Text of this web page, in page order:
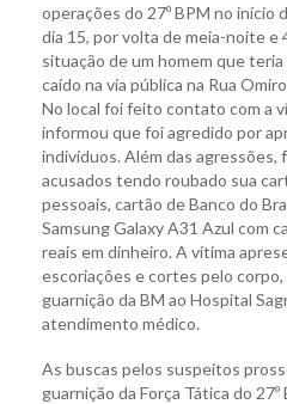
operações do 27º BPM no início
dia 15, por volta de meia-noite e
situação de um homem que
caído na via pública na Rua
No local foi feito contato com a
informou que foi agredido por
indivíduos. Além das agressões,
acusados tendo roubado sua
pessoais, cartão de Banco do
Samsung Galaxy A31 Azul com
reais em dinheiro. A vítima
escoriações e cortes pelo
guarnição da BM ao Hospital
atendimento médico.
As buscas pelos suspeitos
guarnição da Força Tática do